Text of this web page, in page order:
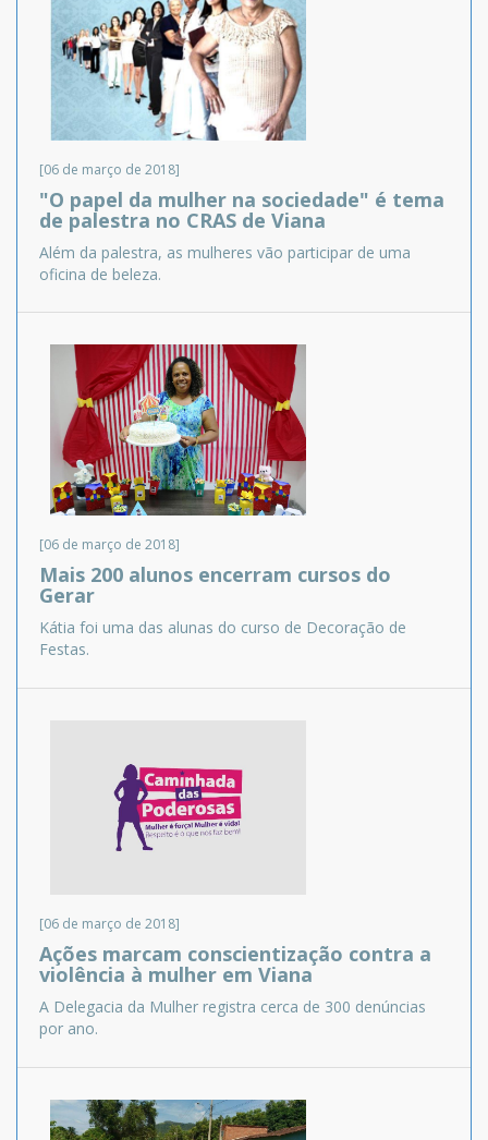
[06 de março de 2018]
"O papel da mulher na sociedade" é tema
de palestra no CRAS de Viana
Além da palestra, as mulheres vão participar de uma
oficina de beleza.
[06 de março de 2018]
Mais 200 alunos encerram cursos do
Gerar
Kátia foi uma das alunas do curso de Decoração de
Festas.
[06 de março de 2018]
Ações marcam conscientização contra a
violência à mulher em Viana
A Delegacia da Mulher registra cerca de 300 denúncias
por ano.